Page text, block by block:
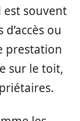
est souvent
ou
prestation
sur le toit,